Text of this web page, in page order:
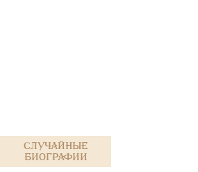
Случайные
биографии